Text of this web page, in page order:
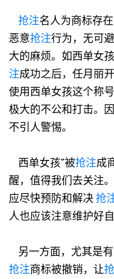
抢注名人为商标存
恶意抢注行为，无可
大的麻烦。如西单女
注成功之后，任月丽
使用西单女孩这个称
极大的不公和打击。
不引人警惕。
西单女孩”被抢注成
醒，值得我们去关注
应尽快预防和解决抢
人也应该注意维护好
另一方面，尤其是
抢注商标被撤销，让